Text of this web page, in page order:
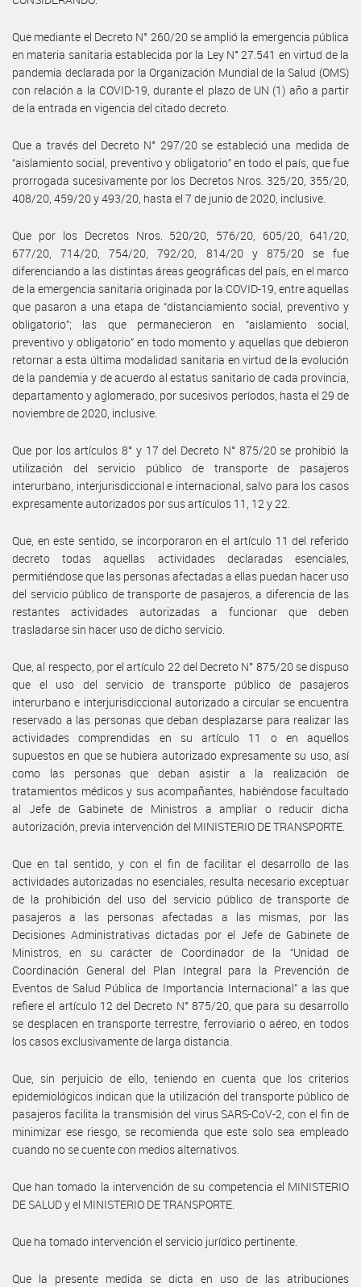
Que mediante el Decreto N° 260/20 se amplió la emergencia pública
en materia sanitaria establecida por la Ley N° 27.541 en virtud de la
pandemia declarada por la Organización Mundial de la Salud (OMS)
con relación a la COVID-19, durante el plazo de UN (1) año a partir
de la entrada en vigencia del citado decreto.
Que a través del Decreto N° 297/20 se estableció una medida de
“aislamiento social, preventivo y obligatorio” en todo el país, que fue
prorrogada sucesivamente por los Decretos Nros. 325/20, 355/20,
408/20, 459/20 y 493/20, hasta el 7 de junio de 2020, inclusive.
Que por los Decretos Nros. 520/20, 576/20, 605/20, 641/20,
677/20, 714/20, 754/20, 792/20, 814/20 y 875/20 se fue
diferenciando a las distintas áreas geográficas del país, en el marco
de la emergencia sanitaria originada por la COVID-19, entre aquellas
que pasaron a una etapa de “distanciamiento social, preventivo y
obligatorio”; las que permanecieron en “aislamiento social,
preventivo y obligatorio” en todo momento y aquellas que debieron
retornar a esta última modalidad sanitaria en virtud de la evolución
de la pandemia y de acuerdo al estatus sanitario de cada provincia,
departamento y aglomerado, por sucesivos períodos, hasta el 29 de
noviembre de 2020, inclusive.
Que por los artículos 8° y 17 del Decreto N° 875/20 se prohibió la
utilización del servicio público de transporte de pasajeros
interurbano, interjurisdiccional e internacional, salvo para los casos
expresamente autorizados por sus artículos 11, 12 y 22.
Que, en este sentido, se incorporaron en el artículo 11 del referido
decreto todas aquellas actividades declaradas esenciales,
permitiéndose que las personas afectadas a ellas puedan hacer uso
del servicio público de transporte de pasajeros, a diferencia de las
restantes actividades autorizadas a funcionar que deben
trasladarse sin hacer uso de dicho servicio.
Que, al respecto, por el artículo 22 del Decreto N° 875/20 se dispuso
que el uso del servicio de transporte público de pasajeros
interurbano e interjurisdiccional autorizado a circular se encuentra
reservado a las personas que deban desplazarse para realizar las
actividades comprendidas en su artículo 11 o en aquellos
supuestos en que se hubiera autorizado expresamente su uso, así
como las personas que deban asistir a la realización de
tratamientos médicos y sus acompañantes, habiéndose facultado
al Jefe de Gabinete de Ministros a ampliar o reducir dicha
autorización, previa intervención del MINISTERIO DE TRANSPORTE.
Que en tal sentido, y con el fin de facilitar el desarrollo de las
actividades autorizadas no esenciales, resulta necesario exceptuar
de la prohibición del uso del servicio público de transporte de
pasajeros a las personas afectadas a las mismas, por las
Decisiones Administrativas dictadas por el Jefe de Gabinete de
Ministros, en su carácter de Coordinador de la “Unidad de
Coordinación General del Plan Integral para la Prevención de
Eventos de Salud Pública de Importancia Internacional” a las que
refiere el artículo 12 del Decreto N° 875/20, que para su desarrollo
se desplacen en transporte terrestre, ferroviario o aéreo, en todos
los casos exclusivamente de larga distancia.
Que, sin perjuicio de ello, teniendo en cuenta que los criterios
epidemiológicos indican que la utilización del transporte público de
pasajeros facilita la transmisión del virus SARS-CoV-2, con el fin de
minimizar ese riesgo, se recomienda que este solo sea empleado
cuando no se cuente con medios alternativos.
Que han tomado la intervención de su competencia el MINISTERIO
DE SALUD y el MINISTERIO DE TRANSPORTE.
Que ha tomado intervención el servicio jurídico pertinente.
Que la presente medida se dicta en uso de las atribuciones